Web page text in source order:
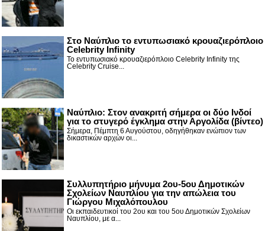
Στο Ναύπλιο το εντυπωσιακό κρουαζιερόπλοιο
Celebrity Infinity
Το εντυπωσιακό κρουαζιερόπλοιο Celebrity Infinity της
Celebrity Cruise...
Nαύπλιο: Στον ανακριτή σήμερα οι δύο Ινδοί
για το στυγερό έγκλημα στην Αργολίδα (βίντεο)
Σήμερα, Πέμπτη 6 Αυγούστου, οδηγήθηκαν ενώπιον των
δικαστικών αρχών οι...
Συλλυπητήριο μήνυμα 2ου-5ου Δημοτικών
Σχολείων Ναυπλίου για την απώλεια του
Γιώργου Μιχαλόπουλου
Οι εκπαιδευτικοί του 2ου και του 5ου Δημοτικών Σχολείων
Ναυπλίου, με α...